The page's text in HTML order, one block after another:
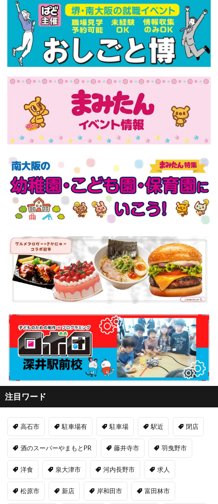
注目ワード
高石市 駐車場有 駐車場 駅近 閉店
酒のスーパーやまもとPR 藤井寺市 羽曳野市
洋食 泉大津市 河内長野市 求人
松原市 新店 岸和田市 富田林市